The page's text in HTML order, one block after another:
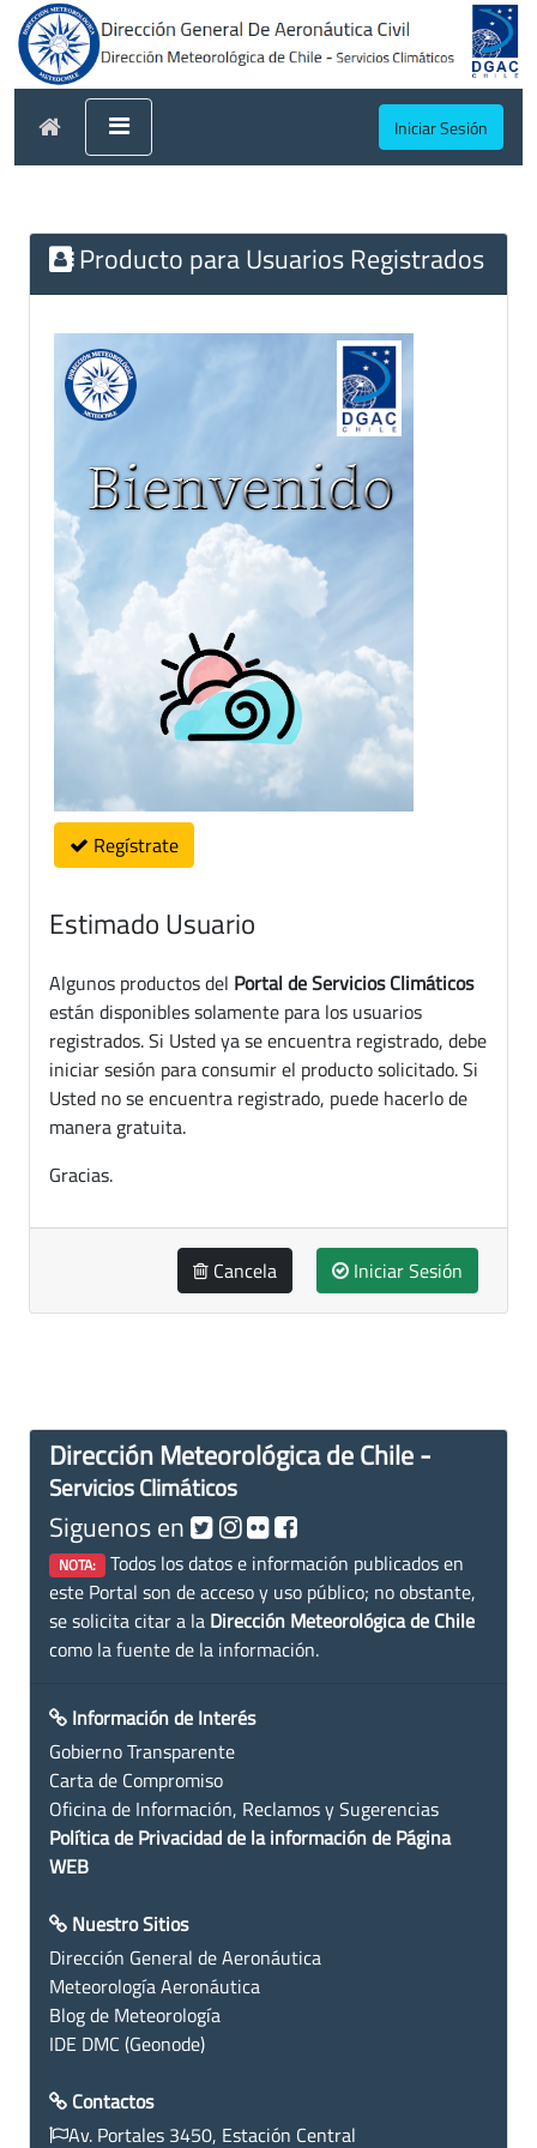
Iniciar Sesión
Producto para Usuarios Registrados
Regístrate
Estimado Usuario
Algunos productos del Portal de Servicios Climáticos
están disponibles solamente para los usuarios
registrados. Si Usted ya se encuentra registrado, debe
iniciar sesión para consumir el producto solicitado. Si
Usted no se encuentra registrado, puede hacerlo de
manera gratuita.
Gracias.
Cancela Iniciar Sesión
Dirección Meteorológica de Chile -
Servicios Climáticos
Siguenos en
NOTA: Todos los datos e información publicados en
este Portal son de acceso y uso público; no obstante,
se solicita citar a la Dirección Meteorológica de Chile
como la fuente de la información.
Información de Interés
Gobierno Transparente
Carta de Compromiso
Oficina de Información, Reclamos y Sugerencias
Política de Privacidad de la información de Página
WEB
Nuestro Sitios
Dirección General de Aeronáutica
Meteorología Aeronáutica
Blog de Meteorología
IDE DMC (Geonode)
Contactos
Av. Portales 3450, Estación Central